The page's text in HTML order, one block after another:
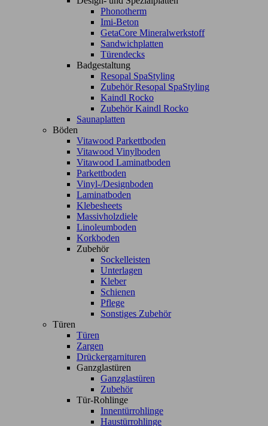
Phonotherm
Imi-Beton
GetaCore Mineralwerkstoff
Sandwichplatten
Türendecks
Badgestaltung
Resopal SpaStyling
Zubehör Resopal SpaStyling
Kaindl Rocko
Zubehör Kaindl Rocko
Saunaplatten
Böden
Vitawood Parkettboden
Vitawood Vinylboden
Vitawood Laminatboden
Parkettboden
Vinyl-/Designboden
Laminatboden
Klebesheets
Massivholzdiele
Linoleumboden
Korkboden
Zubehör
Sockelleisten
Unterlagen
Kleber
Schienen
Pflege
Sonstiges Zubehör
Türen
Türen
Zargen
Drückergarnituren
Ganzglastüren
Ganzglastüren
Zubehör
Tür-Rohlinge
Innentürrohlinge
Haustürrohlinge